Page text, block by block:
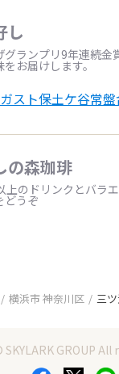
し
グランプリ9年連続金
お届けします。
スト保土ケ谷常盤
の森珈琲
上のドリンクとバラ
どうぞ
横浜市 神奈川区 三
GROUP